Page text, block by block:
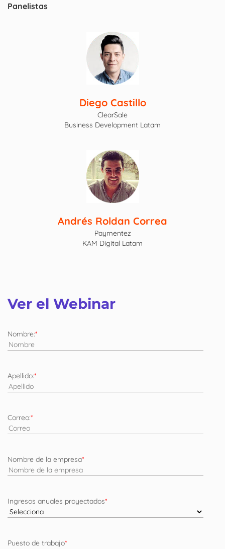
Panelistas
Diego Castillo
ClearSale
Business Development Latam
Andrés Roldan Correa
Paymentez
KAM Digital Latam
Ver el Webinar
Nombre:*
Apellido:*
Correo:*
Nombre de la empresa*
Ingresos anuales proyectados*
Puesto de trabajo*